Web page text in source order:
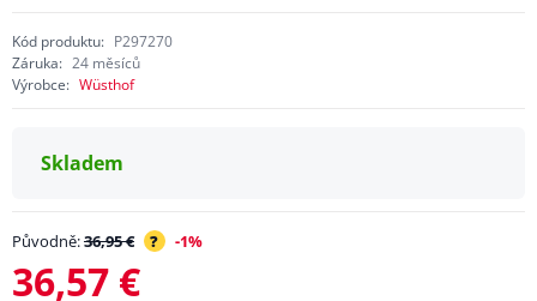
Kód produktu: P297270
Záruka: 24 měsíců
Výrobce: Wüsthof
Skladem
Původně:36,95 € ? -1%
36,57 €